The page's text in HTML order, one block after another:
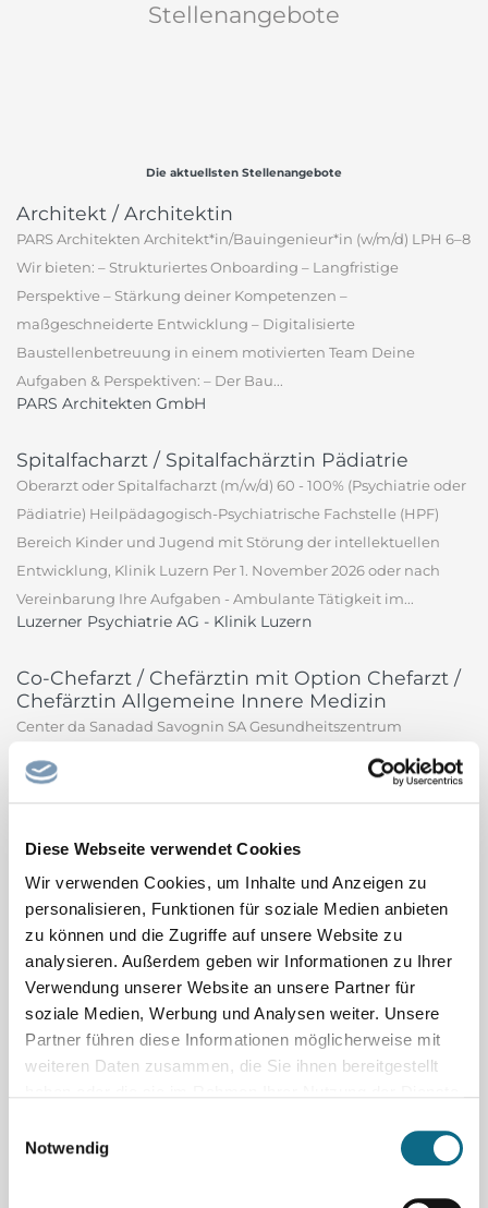
Diese Webseite verwendet Cookies
Wir verwenden Cookies, um Inhalte und Anzeigen zu
personalisieren, Funktionen für soziale Medien anbieten
zu können und die Zugriffe auf unsere Website zu
analysieren. Außerdem geben wir Informationen zu Ihrer
Verwendung unserer Website an unsere Partner für
soziale Medien, Werbung und Analysen weiter. Unsere
Partner führen diese Informationen möglicherweise mit
weiteren Daten zusammen, die Sie ihnen bereitgestellt
Notwendig
Stellenangebote
Die aktuellsten Stellenangebote
Architekt / Architektin
PARS Architekten Architekt*in/Bauingenieur*in (w/m/d) LPH 6–8
Wir bieten: – Strukturiertes Onboarding – Langfristige
Perspektive – Stärkung deiner Kompetenzen –
maßgeschneiderte Entwicklung – Digitalisierte
Baustellenbetreuung in einem motivierten Team Deine
Aufgaben & Perspektiven: – Der Bau...
PARS Architekten GmbH
Spitalfacharzt / Spitalfachärztin Pädiatrie
Oberarzt oder Spitalfacharzt (m/w/d) 60 - 100% (Psychiatrie oder
Pädiatrie) Heilpädagogisch-Psychiatrische Fachstelle (HPF)
Bereich Kinder und Jugend mit Störung der intellektuellen
Entwicklung, Klinik Luzern Per 1. November 2026 oder nach
Vereinbarung Ihre Aufgaben - Ambulante Tätigkeit im...
Luzerner Psychiatrie AG - Klinik Luzern
Co-Chefarzt / Chefärztin mit Option Chefarzt /
Chefärztin Allgemeine Innere Medizin
Center da Sanadad Savognin SA Gesundheitszentrum
Savognin AG Das Gesundheitszentrum Center da Sanadad
befindet sich in Savognin mitten in den Bündner Bergen und
Grundversorgung der Tourismusregion Surses verantwortlich.
Center da Sanadad Savognin SA - Gesundheitszentrum
Savognin AG
Ausbildung zum Elektroniker
Automatisierungstechnik (m/w/d)
voestalpine Böhler Welding, Teil des weltweit führenden Stahl-
und Technologiekonzerns, ist mit über 100 Jahren Erfahrung,
mehr als 50 Tochtergesellschaften und mehr als 4.000
voestalpine Böhler Welding GmbH